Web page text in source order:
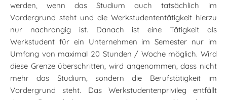
werden, wenn das Studium auch tatsächlich im
Vordergrund steht und die Werkstudententätigkeit hierzu
nur nachrangig ist. Danach ist eine Tätigkeit als
Werkstudent für ein Unternehmen im Semester nur im
Umfang von maximal 20 Stunden / Woche möglich. Wird
diese Grenze überschritten, wird angenommen, dass nicht
mehr das Studium, sondern die Berufstätigkeit im
Vordergrund steht. Das Werkstudentenprivileg entfällt